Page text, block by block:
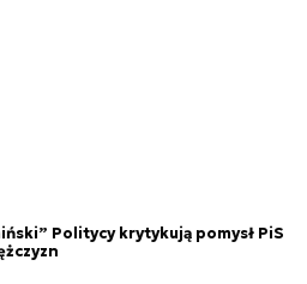
Politycy krytykują pomysł PiS